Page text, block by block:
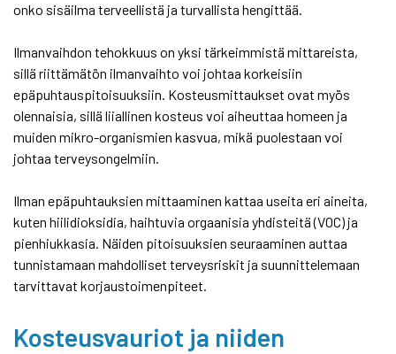
onko sisäilma terveellistä ja turvallista hengittää.
Ilmanvaihdon tehokkuus on yksi tärkeimmistä mittareista,
sillä riittämätön ilmanvaihto voi johtaa korkeisiin
epäpuhtauspitoisuuksiin. Kosteusmittaukset ovat myös
olennaisia, sillä liiallinen kosteus voi aiheuttaa homeen ja
muiden mikro-organismien kasvua, mikä puolestaan voi
johtaa terveysongelmiin.
Ilman epäpuhtauksien mittaaminen kattaa useita eri aineita,
kuten hiilidioksidia, haihtuvia orgaanisia yhdisteitä (VOC) ja
pienhiukkasia. Näiden pitoisuuksien seuraaminen auttaa
tunnistamaan mahdolliset terveysriskit ja suunnittelemaan
tarvittavat korjaustoimenpiteet.
Kosteusvauriot ja niiden